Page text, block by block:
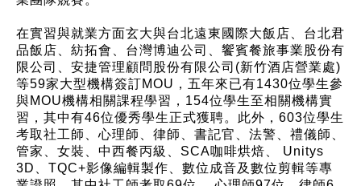
在實習與就業方面玄大與台北遠東國際大飯店、台北君
品飯店、紡拓會、台灣博迪公司、饗賓餐旅事業股份有
限公司、安捷管理顧問股份有限公司(新竹酒店營業處)
等59家大型機構簽訂MOU，五年來已有1430位學生參
與MOU機構相關課程學習，154位學生至相關機構實
習，其中有46位優秀學生正式獲聘。此外，603位學生
考取社工師、心理師、律師、書記官、法警、禮儀師、
管家、女裝、中西餐丙級、SCA咖啡烘焙、 Unitys
3D、TQC+影像編輯製作、數位成音及數位剪輯等專